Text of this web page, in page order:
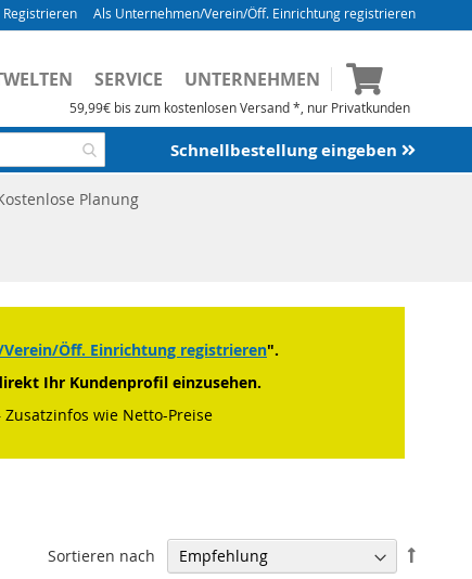
Als Unternehmen/Verein/Öff. Einrichtung registrieren
Registrieren
SERVICE UNTERNEHMEN
59,99€ bis zum kostenlosen Versand *, nur Privatkunden
Mein
Schnellbestellung eingeben
Planung
Öff. Einrichtung registrieren".
Ihr Kundenprofil einzusehen.
wie Netto-Preise
Sortieren nach
In